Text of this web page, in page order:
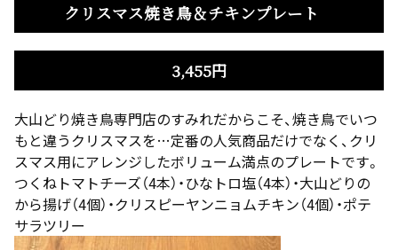
クリスマス焼き鳥＆チキンプレート
3,455円
大山どり焼き鳥専門店のすみれだからこそ、焼き鳥でいつ
もと違うクリスマスを…定番の人気商品だけでなく、クリ
スマス用にアレンジしたボリューム満点のプレートです。
つくねトマトチーズ（4本）・ひなトロ塩（4本）・大山どりの
から揚げ（4個）・クリスピーヤンニョムチキン（4個）・ポテ
サラツリー